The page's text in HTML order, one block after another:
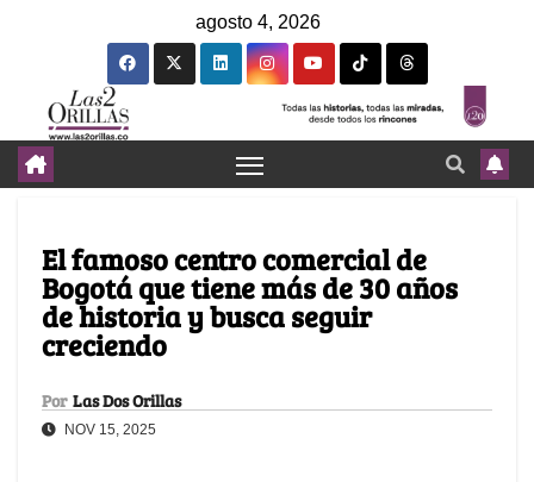
agosto 4, 2026
El famoso centro comercial de
Bogotá que tiene más de 30 años
de historia y busca seguir
creciendo
Por Las Dos Orillas
NOV 15, 2025